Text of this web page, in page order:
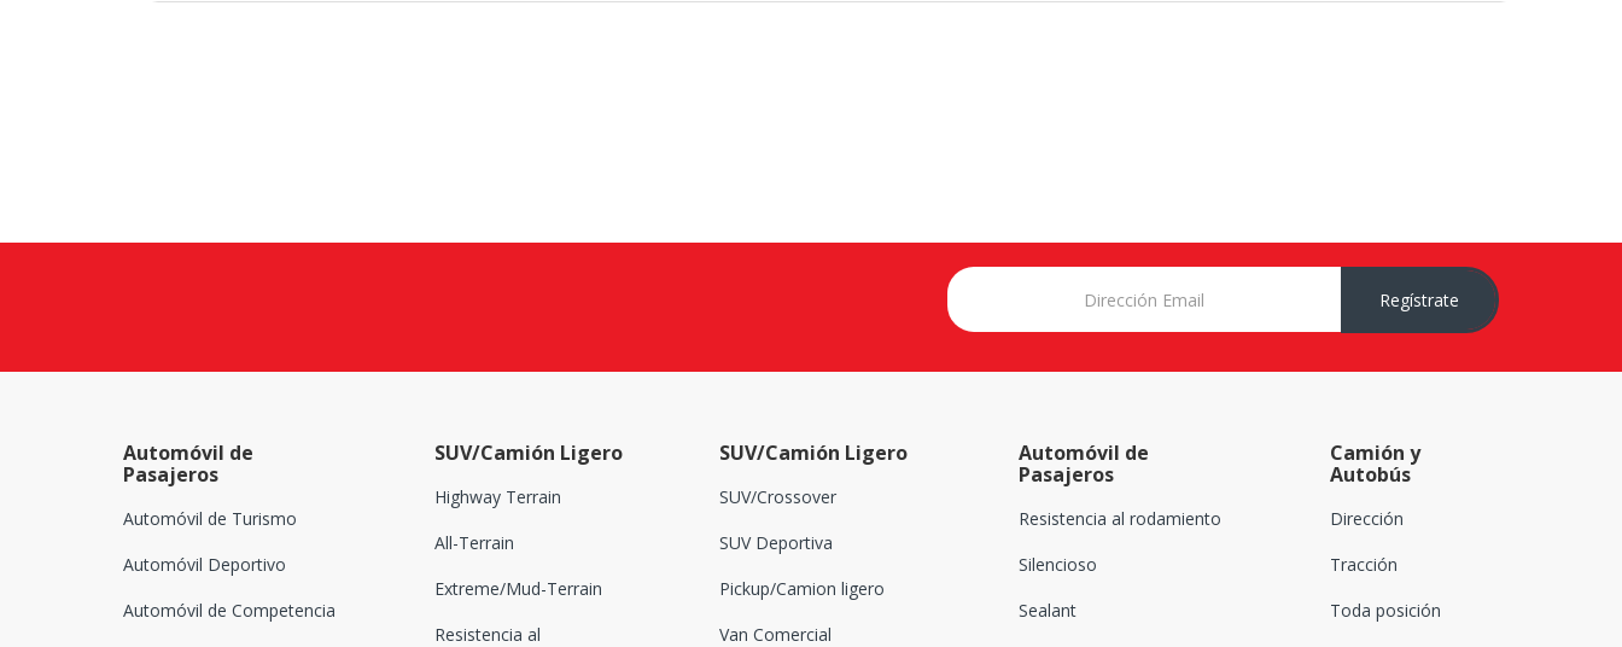
Regístrate
Automóvil de
Pasajeros
Automóvil de Turismo
Automóvil Deportivo
Automóvil de Competencia
SUV/Camión Ligero
Highway Terrain
All-Terrain
Extreme/Mud-Terrain
Resistencia al
SUV/Camión Ligero
SUV/Crossover
SUV Deportiva
Pickup/Camion ligero
Van Comercial
Automóvil de
Pasajeros
Resistencia al rodamiento
Silencioso
Sealant
Camión y
Autobús
Dirección
Tracción
Toda posición